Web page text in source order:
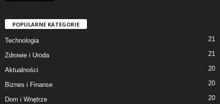
POPULARNE KATEGORIE
Technologia 21
Zdrowie i Uroda 21
Aktualności 20
Biznes i Finanse 20
Dom i Wnętrze 20